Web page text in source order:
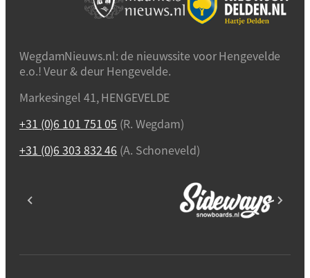
WegdamNieuws.nl: de nieuwssite voor Hengevelde
e.o.! Veur & deur Hengevelde.
Markesingel 41, HENGEVELDE
+31 (0)6 101 751 05 (R. Wegdam)
+31 (0)6 303 832 46 (A. Schoneveld)